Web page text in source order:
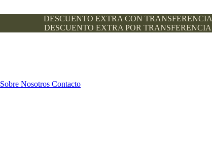
DESCUENTO EXTRA CON TRANSFERENCIA
DESCUENTO EXTRA POR TRANSFERENCIA
Sobre Nosotros Contacto